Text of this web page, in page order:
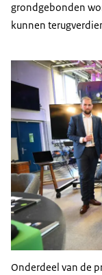
grondgebonden
kunnen
Onderdeel van de